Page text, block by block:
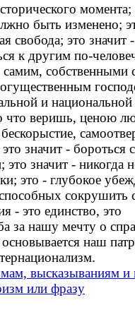
момента;
быть изменено;
свобода; это значит
к другим по-
самим, собственными
и
что веришь, ценою
значит - бороться
значит - никогда
это - глубокое
сокрушить
- это единство, это
за нашу мечту о
наш